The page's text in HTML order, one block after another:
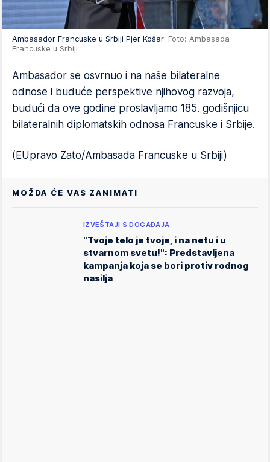
Ambasador Francuske u Srbiji Pjer Košar Foto: Ambasada
Francuske u Srbiji
Ambasador se osvrnuo i na naše bilateralne
odnose i buduće perspektive njihovog razvoja,
budući da ove godine proslavljamo 185. godišnjicu
bilateralnih diplomatskih odnosa Francuske i Srbije.
(EUpravo Zato/Ambasada Francuske u Srbiji)
MOŽDA ĆE VAS ZANIMATI
IZVEŠTAJI S DOGAĐAJA
"Tvoje telo je tvoje, i na netu i u
stvarnom svetu!": Predstavljena
kampanja koja se bori protiv rodnog
nasilja